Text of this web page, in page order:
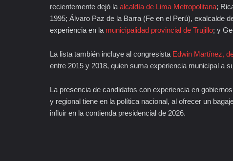
recientemente dejó la alcaldía de Lima Metropolitana;
1995; Álvaro Paz de la Barra (Fe en el Perú), exalcalde
experiencia en la municipalidad provincial de Trujillo; y
La lista también incluye al congresista Edwin Martínez,
entre 2015 y 2018, quien suma experiencia municipal a
La presencia de candidatos con experiencia en
y regional tiene en la política nacional, al ofrecer un
influir en la contienda presidencial de 2026.